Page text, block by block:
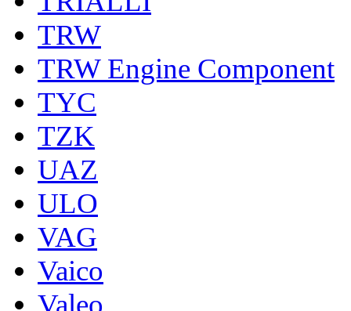
TRW
TRW Engine Component
TYC
TZK
UAZ
ULO
VAG
Vaico
Valeo